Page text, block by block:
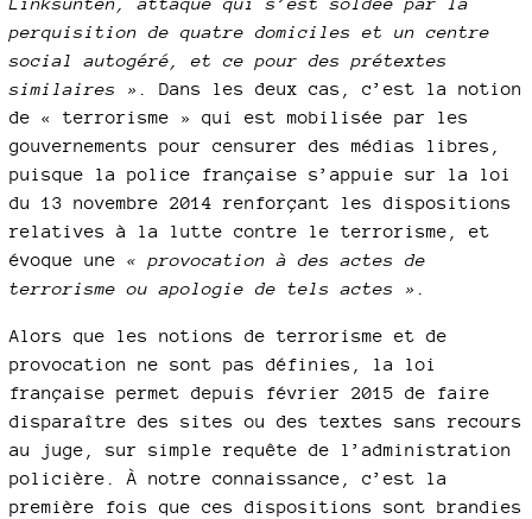
perquisition de quatre domiciles et un centre
social autogéré, et ce pour des prétextes
similaires »
. Dans les deux cas, c’est la notion
de « terrorisme » qui est mobilisée par les
gouvernements pour censurer des médias libres,
puisque la police française s’appuie sur la loi
du 13 novembre 2014 renforçant les dispositions
relatives à la lutte contre le terrorisme, et
évoque une « provocation à des actes de
terrorisme ou apologie de tels actes »
Alors que les notions de terrorisme et de
provocation ne sont pas définies, la loi
française permet depuis février 2015 de faire
disparaître des sites ou des textes sans recours
au juge, sur simple requête de l’administration
policière. À notre connaissance, c’est la
première fois que ces dispositions sont brandies